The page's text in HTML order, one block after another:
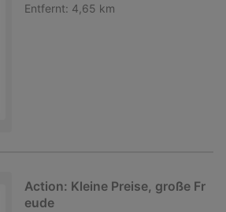
Entfernt: 4,65 km
Action: Kleine Preise, große Fr
eude